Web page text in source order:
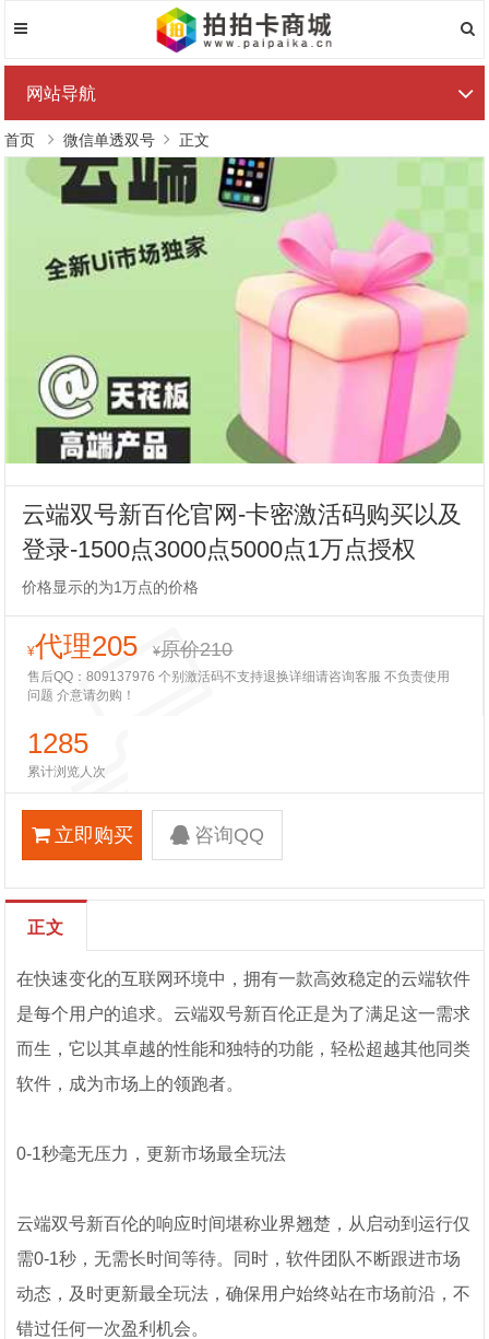
网站导航
首页 微信单透双号 正文
云端双号新百伦官网-卡密激活码购买以及
登录-1500点3000点5000点1万点授权
价格显示的为1万点的价格
¥代理205 ¥原价210
售后QQ：809137976 个别激活码不支持退换详细请咨询客服 不负责使用
问题 介意请勿购！
1285
累计浏览人次
立即购买 咨询QQ
正文
在快速变化的互联网环境中，拥有一款高效稳定的云端软件
是每个用户的追求。云端双号新百伦正是为了满足这一需求
而生，它以其卓越的性能和独特的功能，轻松超越其他同类
软件，成为市场上的领跑者。
0-1秒毫无压力，更新市场最全玩法
云端双号新百伦的响应时间堪称业界翘楚，从启动到运行仅
需0-1秒，无需长时间等待。同时，软件团队不断跟进市场
动态，及时更新最全玩法，确保用户始终站在市场前沿，不
错过任何一次盈利机会。